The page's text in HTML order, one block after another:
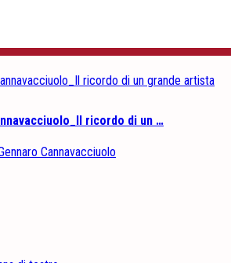
ricordo di un …
Cannavacciuolo